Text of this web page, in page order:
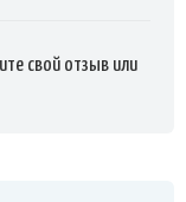
свой отзыв или